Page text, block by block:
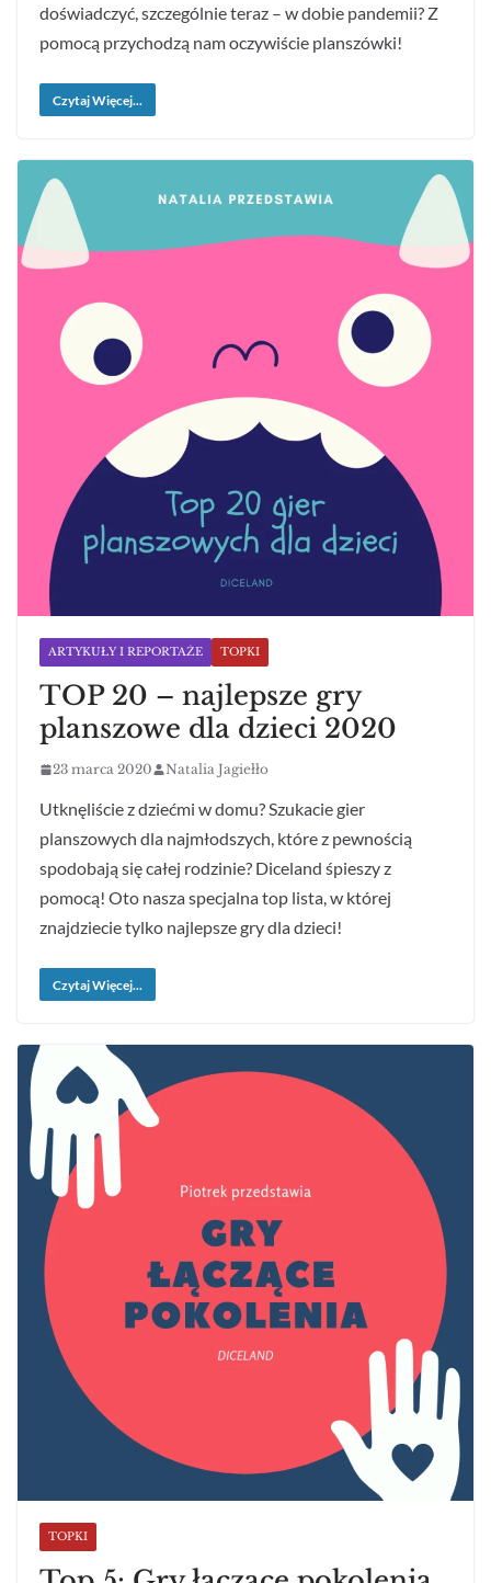
doświadczyć, szczególnie teraz – w dobie pandemii? Z
pomocą przychodzą nam oczywiście planszówki!
Czytaj Więcej...
ARTYKUŁY I REPORTAŻE TOPKI
TOP 20 – najlepsze gry
planszowe dla dzieci 2020
23 marca 2020 Natalia Jagiełło
Utknęliście z dziećmi w domu? Szukacie gier
planszowych dla najmłodszych, które z pewnością
spodobają się całej rodzinie? Diceland śpieszy z
pomocą! Oto nasza specjalna top lista, w której
znajdziecie tylko najlepsze gry dla dzieci!
Czytaj Więcej...
TOPKI